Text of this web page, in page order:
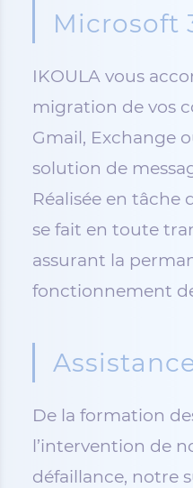
Microsoft
IKOULA vous
migration de vos
Gmail, Exchange
solution de
Réalisée en tâche
se fait en toute
assurant la
fonctionnement
De la formation
l’intervention de
défaillance, notre